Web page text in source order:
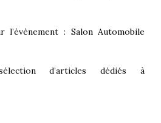
l’évènement : Salon Automobile
d’articles dédiés à